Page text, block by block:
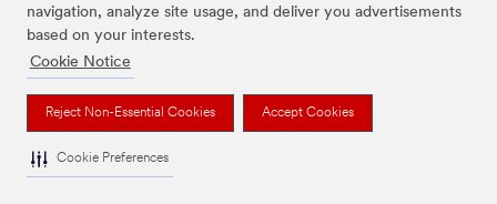
navigation, analyze site usage, and deliver you advertisements
based on your interests.
Cookie Notice
Reject Non-Essential Cookies Accept Cookies
Cookie Preferences